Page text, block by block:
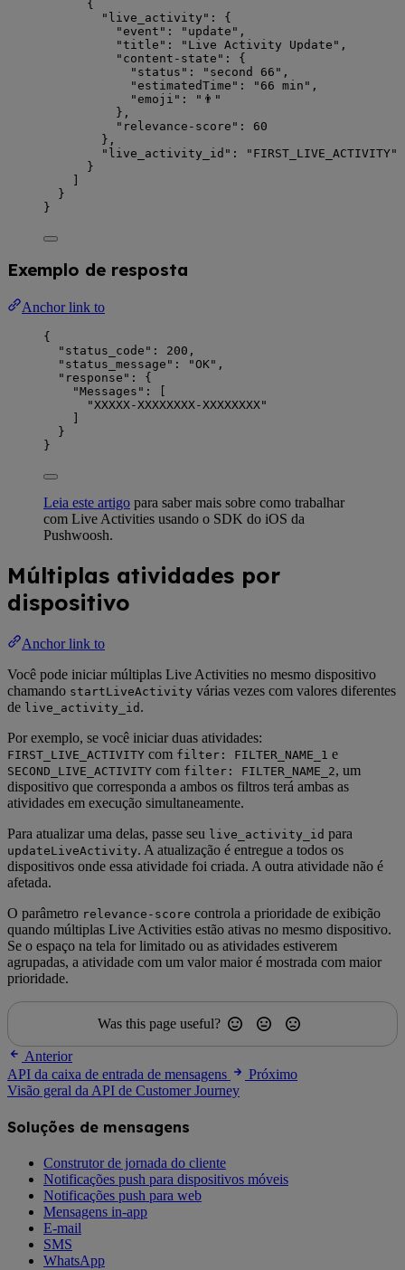
{
"live_activity" : {
"event" : " update " ,
"title" : " Live Activity Update " ,
"content-state" : {
"status" : " second 66 " ,
"estimatedTime" : " 66 min " ,
"emoji" : " 👨‍ "
},
"relevance-score" : 60
},
"live_activity_id" : " FIRST_LIVE_ACTIVITY"
}
]
}
}
Exemplo de resposta
Anchor link to
{
"status_code" : 200 ,
"status_message" : "OK" ,
"response" : {
"Messages" : [
"XXXXX-XXXXXXXX-XXXXXXXX"
}
}
Leia este artigo para saber mais sobre como trabalhar
com Live Activities usando o SDK do iOS da
Pushwoosh.
Múltiplas atividades por
dispositivo
Anchor link to
Você pode iniciar múltiplas Live Activities no mesmo dispositivo
chamando startLiveActivity várias vezes com valores diferentes
de live_activity_id .
Por exemplo, se você iniciar duas atividades:
FIRST_LIVE_ACTIVITY com filter: FILTER_NAME_1 e
SECOND_LIVE_ACTIVITY com filter: FILTER_NAME_2, um
dispositivo que corresponda a ambos os filtros terá ambas as
atividades em execução simultaneamente.
Para atualizar uma delas, passe seu live_activity_id para
updateLiveActivity. A atualização é entregue a todos os
dispositivos onde essa atividade foi criada. A outra atividade não é
afetada.
O parâmetro relevance-score controla a prioridade de exibição
quando múltiplas Live Activities estão ativas no mesmo dispositivo.
Se o espaço na tela for limitado ou as atividades estiverem
agrupadas, a atividade com um valor maior é mostrada com maior
prioridade.
Was this page useful?
Anterior
API da caixa de entrada de mensagens
Próximo
Visão geral da API de Customer Journey
Soluções de mensagens
Construtor de jornada do cliente
Notificações push para dispositivos móveis
Notificações push para web
Mensagens in-app
E-mail
SMS
WhatsApp